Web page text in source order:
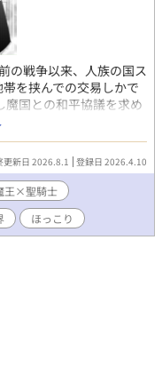
の戦争以来、人族の国ス
を挟んでの交易しかで
魔国との和平協議を求め
いない人族の交渉団の
なんとしても交渉を続
して差し出すことにする
魔王アルバスの物語 魔
更新日 2026.8.1 登録日 2026.4.10
王×聖騎士
ほっこり